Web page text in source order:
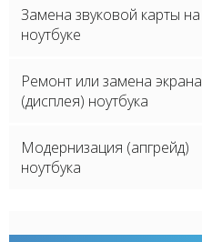
Замена звуковой карты на
ноутбуке
Ремонт или замена экрана
(дисплея) ноутбука
Модернизация (апгрейд)
ноутбука